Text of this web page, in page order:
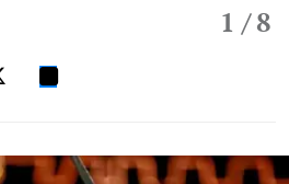
1 / 8